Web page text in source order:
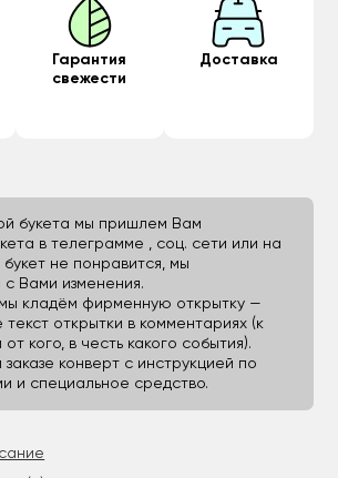
Гарантия
свежести
Доставка
букета мы пришлем Вам
в телеграмме , соц. сети или на
не понравится, мы
Вами изменения.
мы кладём фирменную открытку —
текст открытки в комментариях (к
кого, в честь какого события).
заказе конверт с инструкцией по
и специальное средство.